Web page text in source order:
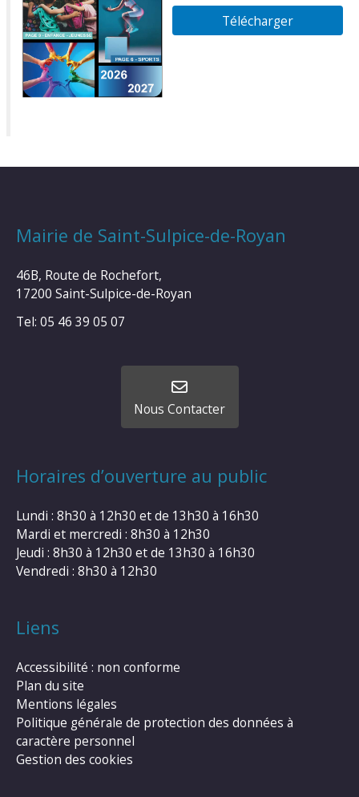
Télécharger
Mairie de Saint-Sulpice-de-Royan
46B, Route de Rochefort,
17200 Saint-Sulpice-de-Royan
Tel: 05 46 39 05 07
Nous Contacter
Horaires d’ouverture au public
Lundi : 8h30 à 12h30 et de 13h30 à 16h30
Mardi et mercredi : 8h30 à 12h30
Jeudi : 8h30 à 12h30 et de 13h30 à 16h30
Vendredi : 8h30 à 12h30
Liens
Accessibilité : non conforme
Plan du site
Mentions légales
Politique générale de protection des données à
caractère personnel
Gestion des cookies